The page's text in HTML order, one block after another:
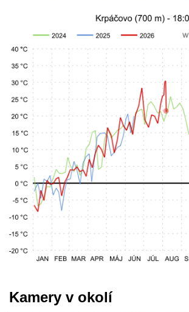
Kamery v okolí